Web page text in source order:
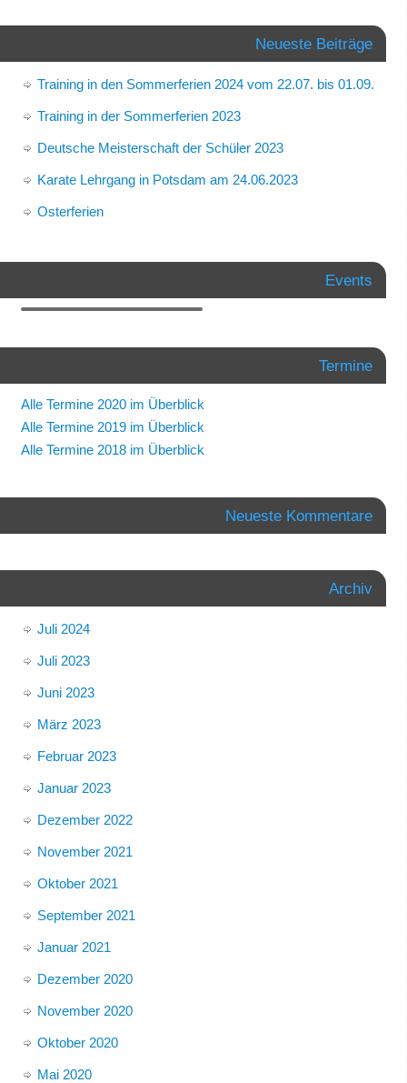
Neueste Beiträge
Training in den Sommerferien 2024 vom 22.07. bis 01.09.
Training in der Sommerferien 2023
Deutsche Meisterschaft der Schüler 2023
Karate Lehrgang in Potsdam am 24.06.2023
Osterferien
Events
Termine
Alle Termine 2020 im Überblick
Alle Termine 2019 im Überblick
Alle Termine 2018 im Überblick
Neueste Kommentare
Archiv
Juli 2024
Juli 2023
Juni 2023
März 2023
Februar 2023
Januar 2023
Dezember 2022
November 2021
Oktober 2021
September 2021
Januar 2021
Dezember 2020
November 2020
Oktober 2020
Mai 2020